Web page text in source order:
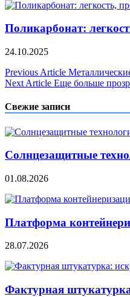
Поликарбонат:
24.10.2025
Навигация
по
записям
Previous Article
Next Article Еще больше
Свежие записи
Солнцезащитные
01.08.2026
Платформа
28.07.2026
Фактурная